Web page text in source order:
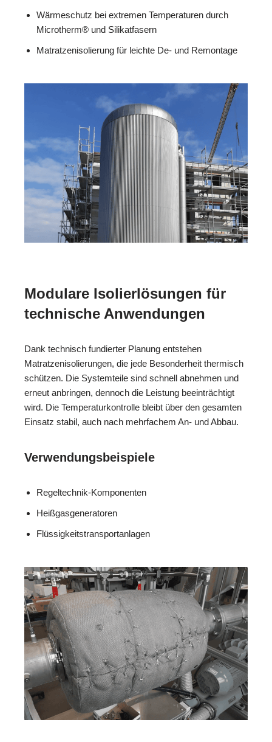
Wärmeschutz bei extremen Temperaturen durch
Microtherm® und Silikatfasern
Matratzenisolierung für leichte De- und Remontage
Modulare Isolierlösungen für
technische Anwendungen
Dank technisch fundierter Planung entstehen
Matratzenisolierungen, die jede Besonderheit thermisch
schützen. Die Systemteile sind schnell abnehmen und
erneut anbringen, dennoch die Leistung beeinträchtigt
wird. Die Temperaturkontrolle bleibt über den gesamten
Einsatz stabil, auch nach mehrfachem An- und Abbau.
Verwendungsbeispiele
Regeltechnik-Komponenten
Heißgasgeneratoren
Flüssigkeitstransportanlagen